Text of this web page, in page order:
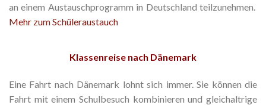
an einem Austauschprogramm in Deutschland teilzunehmen.
Mehr zum Schüleraustauch
Klassenreise nach Dänemark
Eine Fahrt nach Dänemark lohnt sich immer. Sie können die
Fahrt mit einem Schulbesuch kombinieren und gleichaltrige